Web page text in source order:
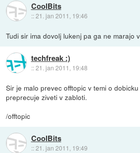
CoolBits
::21. jan 2011, 19:46
Tudi sir ima dovolj lukenj pa ga ne marajo
techfreak :)
::21. jan 2011, 19:48
Sir je malo prevec offtopic v temi o
preprecuje ziveti v zabloti.
/offtopic
CoolBits
::21. jan 2011, 19:49